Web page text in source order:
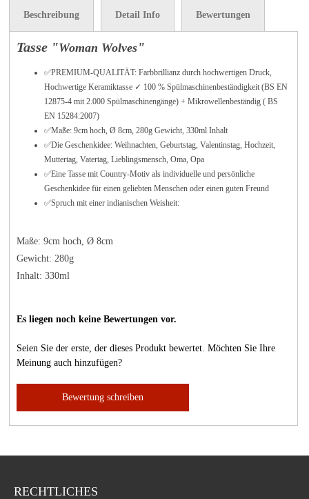
Beschreibung Detail Info Bewertungen
Tasse "Woman Wolves"
✅PREMIUM-QUALITÄT: Farbbrillianz durch hochwertigen Druck,
Hochwertige Keramiktasse ✓ 100 % Spülmaschinenbeständigkeit (BS EN
12875-4 mit 2.000 Spülmaschinengänge) + Mikrowellenbeständig ( BS
EN 15284:2007)
✅Maße: 9cm hoch, Ø 8cm, 280g Gewicht, 330ml Inhalt
✅Die Geschenkidee: Weihnachten, Geburtstag, Valentinstag, Hochzeit,
Muttertag, Vatertag, Lieblingsmensch, Oma, Opa
✅Eine Tasse mit Country-Motiv als individuelle und persönliche
Geschenkidee für einen geliebten Menschen oder einen guten Freund
✅Spruch mit einer indianischen Weisheit:
Maße: 9cm hoch, Ø 8cm
Gewicht: 280g
Inhalt: 330ml
Es liegen noch keine Bewertungen vor.
Seien Sie der erste, der dieses Produkt bewertet. Möchten Sie Ihre
Meinung auch hinzufügen?
Bewertung schreiben
RECHTLICHES